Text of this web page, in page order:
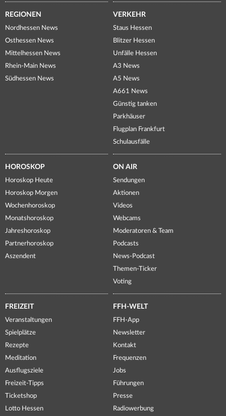
REGIONEN
Nordhessen News
Osthessen News
Mittelhessen News
Rhein-Main News
Südhessen News
VERKEHR
Staus Hessen
Blitzer Hessen
Unfälle Hessen
A3 News
A5 News
A661 News
Günstig tanken
Parkhäuser
Flugplan Frankfurt
Schulausfälle
HOROSKOP
Horoskop Heute
Horoskop Morgen
Wochenhoroskop
Monatshoroskop
Jahreshoroskop
Partnerhoroskop
Aszendent
ON AIR
Sendungen
Aktionen
Videos
Webcams
Moderatoren & Team
Podcasts
News-Podcast
Themen-Ticker
Voting
FREIZEIT
Veranstaltungen
Spielplätze
Rezepte
Meditation
Ausflugsziele
Freizeit-Tipps
Ticketshop
Lotto Hessen
FFH-WELT
FFH-App
Newsletter
Kontakt
Frequenzen
Jobs
Führungen
Presse
Radiowerbung